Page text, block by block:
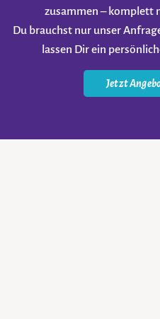
zusammen – komplett
Du brauchst nur unser
lassen Dir ein
Jetzt